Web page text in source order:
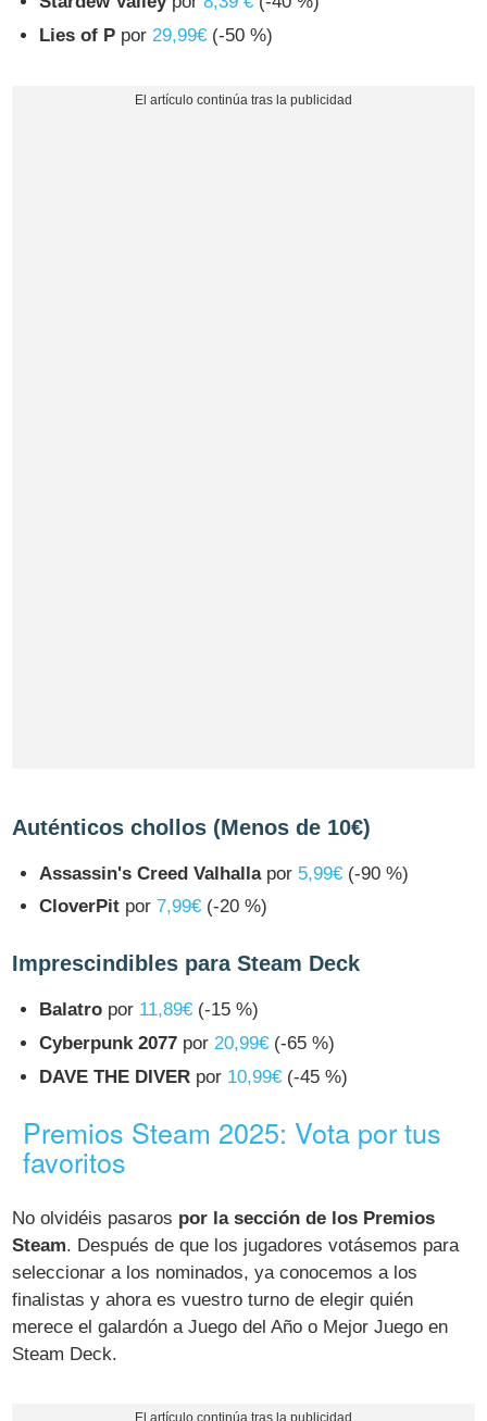
Lies of P por29,99€ (-50 %)
Auténticos chollos (Menos de 10€)
Assassin's Creed Valhallapor 5,99€ (-90 %)
CloverPit por7,99€ (-20 %)
Imprescindibles para Steam Deck
Balatro por 11,89€ (-15 %)
Cyberpunk 2077 por20,99€ (-65 %)
DAVE THE DIVER por 10,99€ (-45 %)
Premios Steam 2025: Vota por tus
favoritos
No olvidéis pasaros por la sección de los Premios
Steam. Después de que los jugadores votásemos para
seleccionar a los nominados, ya conocemos a los
finalistas y ahora es vuestro turno de elegir quién
merece el galardón a Juego del Año o Mejor Juego en
Steam Deck.